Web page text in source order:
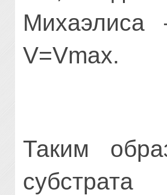
V=Vmax.
Таким